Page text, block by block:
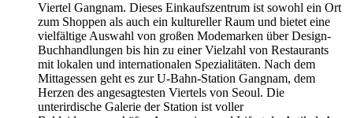
Viertel Gangnam. Dieses Einkaufszentrum ist sowohl ein Ort
zum Shoppen als auch ein kultureller Raum und bietet eine
vielfältige Auswahl von großen Modemarken über Design-
Buchhandlungen bis hin zu einer Vielzahl von Restaurants
mit lokalen und internationalen Spezialitäten. Nach dem
Mittagessen geht es zur U-Bahn-Station Gangnam, dem
Herzen des angesagtesten Viertels von Seoul. Die
unterirdische Galerie der Station ist voller